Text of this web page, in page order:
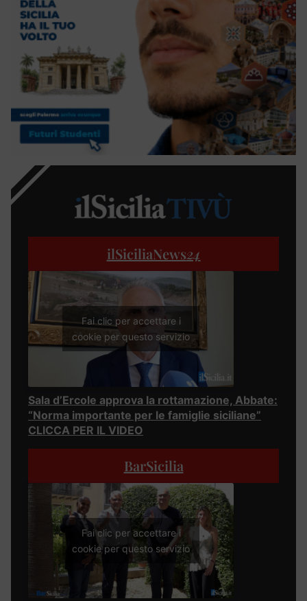
ilSiciliaNews24
Fai clic per accettare i
cookie per questo servizio
Sala d’Ercole approva la rottamazione, Abbate:
“Norma importante per le famiglie siciliane”
CLICCA PER IL VIDEO
BarSicilia
Fai clic per accettare i
cookie per questo servizio